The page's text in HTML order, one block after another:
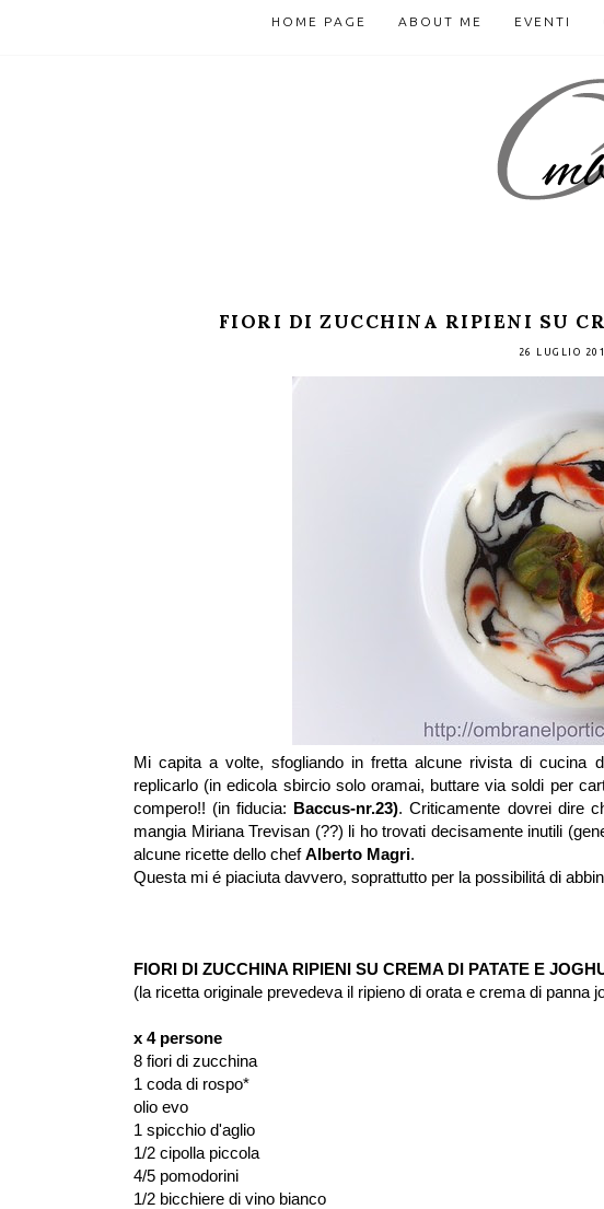
HOME PAGE ABOUT ME EVENTI
FIORI DI ZUCCHINA RIPIENI SU
26 LUGLIO
Mi capita a volte, sfogliando in fretta alcune rivista di cucina
replicarlo (in edicola sbircio solo oramai, buttare via soldi per
compero!! (in fiducia:
Baccus-nr.23). Criticamente dovrei dire
mangia Miriana Trevisan (??) li ho trovati decisamente inutili
alcune ricette dello chefAlberto Magri.
Questa mi é piaciuta davvero, soprattutto per la possibilitá di
FIORI DI ZUCCHINA RIPIENI SU CREMA DI PATATE E
(la ricetta originale prevedeva il ripieno di orata e crema di panna
x 4 persone
8 fiori di zucchina
1 coda di rospo*
olio evo
1 spicchio d'aglio
1/2 cipolla piccola
4/5 pomodorini
1/2 bicchiere di vino bianco